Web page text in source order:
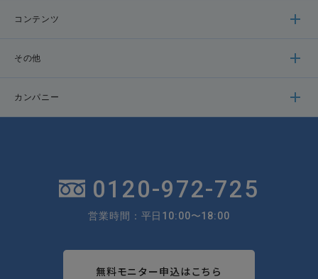
コンテンツ
その他
カンパニー
0120-972-725
営業時間：平日10:00〜18:00
無料モニター申込はこちら